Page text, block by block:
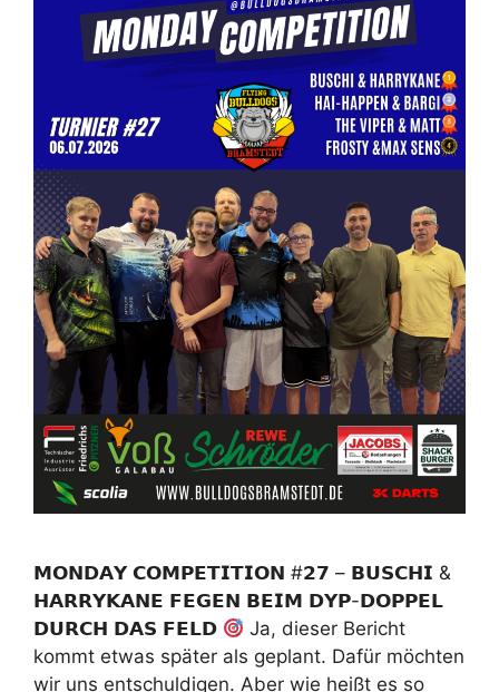
𝗠𝗢𝗡𝗗𝗔𝗬 𝗖𝗢𝗠𝗣𝗘𝗧𝗜𝗧𝗜𝗢𝗡 #𝟮𝟳 – 𝗕𝗨𝗦𝗖𝗛𝗜 &
𝗛𝗔𝗥𝗥𝗬𝗞𝗔𝗡𝗘 𝗙𝗘𝗚𝗘𝗡 𝗕𝗘𝗜𝗠 𝗗𝗬𝗣-𝗗𝗢𝗣𝗣𝗘𝗟
𝗗𝗨𝗥𝗖𝗛 𝗗𝗔𝗦 𝗙𝗘𝗟𝗗
Ja, dieser Bericht
kommt etwas später als geplant. Dafür möchten
wir uns entschuldigen. Aber wie heißt es so